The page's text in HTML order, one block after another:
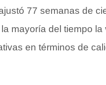
77 semanas de
mayoría del tiempo
en términos de